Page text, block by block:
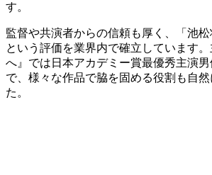
す。
監督や共演者からの信頼も厚く、「池松
という評価を業界内で確立しています
へ』では日本アカデミー賞最優秀主演
で、様々な作品で脇を固める役割も自
た。